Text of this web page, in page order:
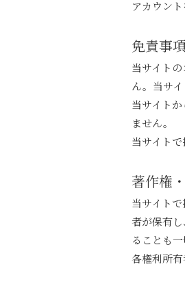
アカウン
免責事
当サイト
ん。当サ
当サイト
ません。
当サイト
著作権
当サイト
者が保有
ることも
各権利所